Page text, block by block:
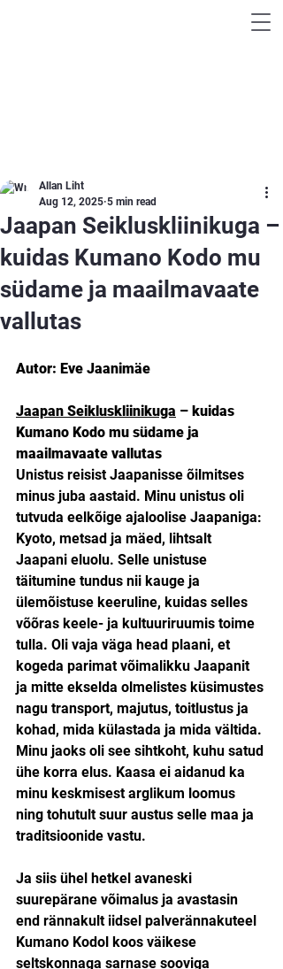
Jaapan Seikluskliinikuga –
kuidas Kumano Kodo mu
südame ja maailmavaate
vallutas
Allan Liht
Aug 12, 2025 5 min read
Autor: Eve Jaanimäe
Jaapan Seikluskliinikuga – kuidas
Kumano Kodo mu südame ja
maailmavaate vallutas
Unistus reisist Jaapanisse õilmitses
minus juba aastaid. Minu unistus oli
tutvuda eelkõige ajaloolise Jaapaniga:
Kyoto, metsad ja mäed, lihtsalt
Jaapani eluolu. Selle unistuse
täitumine tundus nii kauge ja
ülemõistuse keeruline, kuidas selles
võõras keele- ja kultuuriruumis toime
tulla. Oli vaja väga head plaani, et
kogeda parimat võimalikku Jaapanit
ja mitte ekselda olmelistes küsimustes
nagu transport, majutus, toitlustus ja
kohad, mida külastada ja mida vältida.
Minu jaoks oli see sihtkoht, kuhu satud
ühe korra elus. Kaasa ei aidanud ka
minu keskmisest arglikum loomus
ning tohutult suur austus selle maa ja
traditsioonide vastu.
Ja siis ühel hetkel avaneski
suurepärane võimalus ja avastasin
end rännakult iidsel palverännakuteel
Kumano Kodol koos väikese
seltskonnaga sarnase sooviga